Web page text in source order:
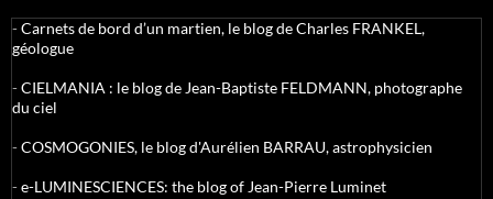
-Carnets de bord d’un martien, le blog de Charles FRANKEL,
géologue
-CIELMANIA : le blog de Jean-Baptiste FELDMANN, photographe
du ciel
-COSMOGONIES, le blog d'Aurélien BARRAU, astrophysicien
-e-LUMINESCIENCES: the blog of Jean-Pierre Luminet